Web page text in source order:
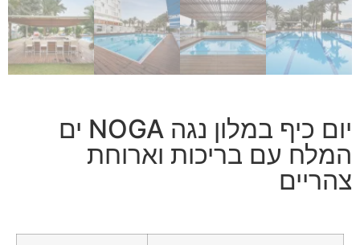
יום כיף במלון נגה NOGA ים
המלח עם בריכות וארוחת
צהריים